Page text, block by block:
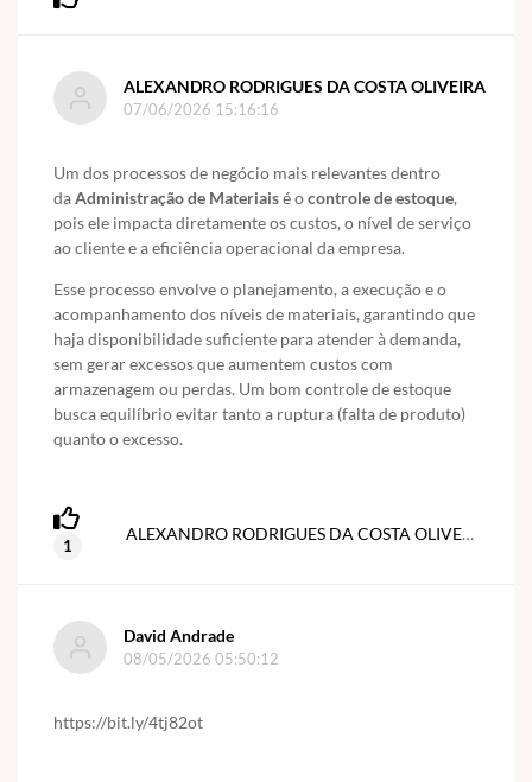
ALEXANDRO RODRIGUES DA COSTA OLIVEIRA
07/06/2026 15:16:16
Um dos processos de negócio mais relevantes dentro
daAdministração de Materiaisé ocontrole de estoque,
pois ele impacta diretamente os custos, o nível de serviço
ao cliente e a eficiência operacional da empresa.
Esse processo envolve o planejamento, a execução e o
acompanhamento dos níveis de materiais, garantindo que
haja disponibilidade suficiente para atender à demanda,
sem gerar excessos que aumentem custos com
armazenagem ou perdas. Um bom controle de estoque
busca equilíbrio evitar tanto a ruptura (falta de produto)
quanto o excesso.
1
ALEXANDRO RODRIGUES DA COSTA OLIVEIRA
David Andrade
08/05/2026 05:50:12
https://bit.ly/4tj82ot